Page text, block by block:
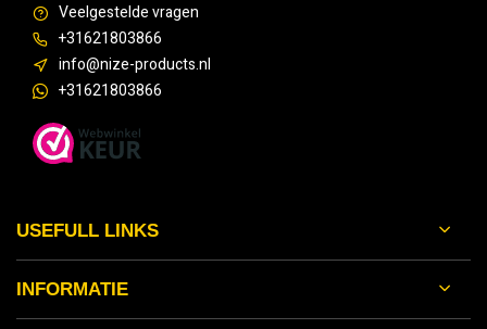
Veelgestelde vragen
+31621803866
info@nize-products.nl
+31621803866
USEFULL LINKS
INFORMATIE